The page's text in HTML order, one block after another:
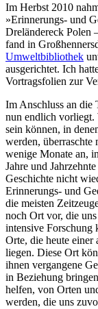
Im Herbst 2010
»Erinnerungs- und
Dreländereck Polen
fand in
Umweltbibliothek
ausgerichtet. Ich
Vortragsfolien zur
Im Anschluss an die
nun endlich vorliegt.
sein können, in
werden,
wenige Monate an,
Jahre und
Geschichte nicht
Erinnerungs- und
die meisten
noch Ort vor, die
intensive Forschung
Orte, die heute einer
liegen. Diese Ort
ihnen vergangene
in Beziehung
helfen, von Orten
werden, die uns